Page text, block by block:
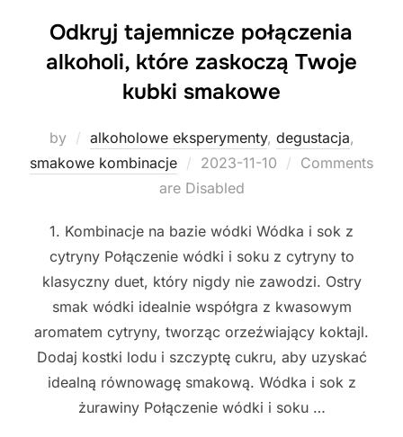
Odkryj tajemnicze połączenia
alkoholi, które zaskoczą Twoje
kubki smakowe
by alkoholowe eksperymenty, degustacja,
smakowe kombinacje
Posted
on
2023-11-10
Comments
are Disabled
1. Kombinacje na bazie wódki Wódka i sok z
cytryny Połączenie wódki i soku z cytryny to
klasyczny duet, który nigdy nie zawodzi. Ostry
smak wódki idealnie współgra z kwasowym
aromatem cytryny, tworząc orzeźwiający koktajl.
Dodaj kostki lodu i szczyptę cukru, aby uzyskać
idealną równowagę smakową. Wódka i sok z
żurawiny Połączenie wódki i soku …